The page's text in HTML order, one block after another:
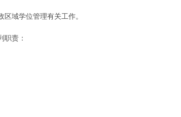
域学位管理有关工作。
责：